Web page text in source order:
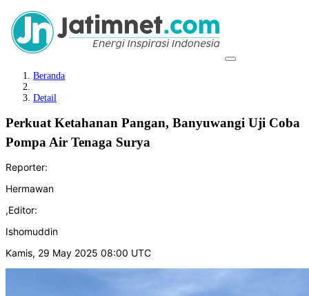
Beranda
Detail
Perkuat Ketahanan Pangan, Banyuwangi Uji Coba
Pompa Air Tenaga Surya
Reporter:
Hermawan
,Editor:
Ishomuddin
Kamis, 29 May 2025 08:00 UTC